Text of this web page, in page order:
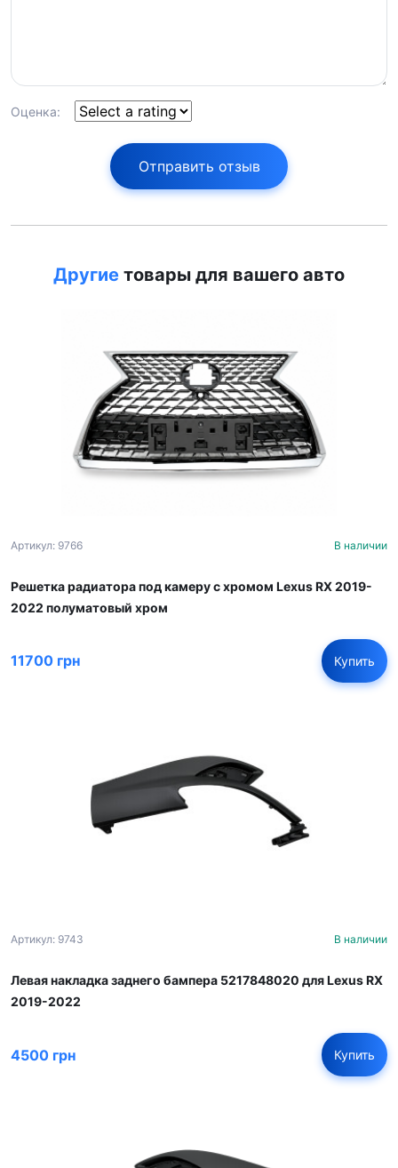
Оценка:
Отправить отзыв
Другие товары для вашего авто
Артикул: 9766 В наличии
Решетка радиатора под камеру с хромом Lexus RX 2019-
2022 полуматовый хром
11700 грн Купить
Артикул: 9743 В наличии
Левая накладка заднего бампера 5217848020 для Lexus RX
2019-2022
4500 грн Купить